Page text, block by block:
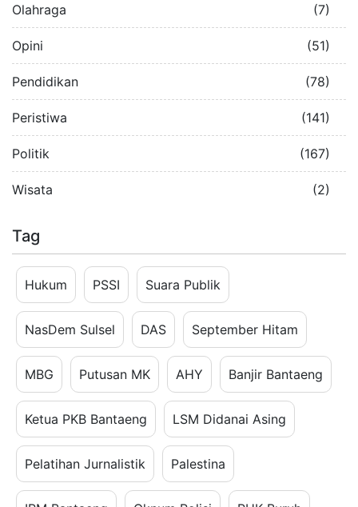
Olahraga (7)
Opini (51)
Pendidikan (78)
Peristiwa (141)
Politik (167)
Wisata (2)
Tag
Hukum PSSI Suara Publik
NasDem Sulsel DAS September Hitam
MBG Putusan MK AHY Banjir Bantaeng
Ketua PKB Bantaeng LSM Didanai Asing
Pelatihan Jurnalistik Palestina